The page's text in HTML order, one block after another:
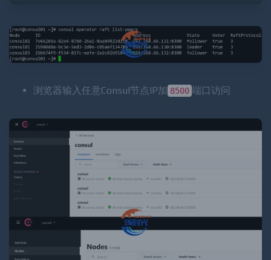
浏览器输入任意Consul节点IP加 8500 端口访问